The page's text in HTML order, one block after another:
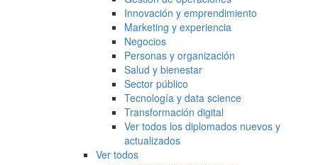
Innovación y emprendimiento
Marketing y experiencia
Negocios
Personas y organización
Salud y bienestar
Sector público
Tecnología y data science
Transformación digital
Ver todos los diplomados nuevos y
actualizados
Ver todos